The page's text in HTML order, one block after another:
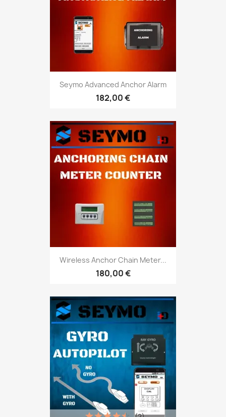
Seymo Advanced Anchor Alarm
182,00 €
Wireless Anchor Chain Meter...
180,00 €